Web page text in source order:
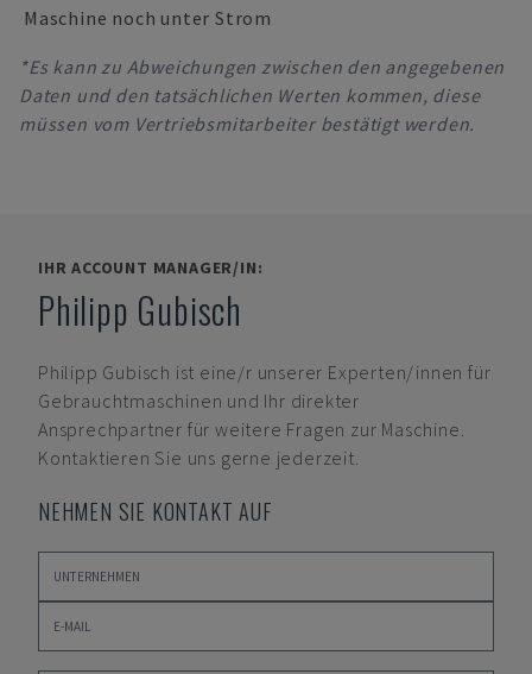
Maschine noch unter Strom
*Es kann zu Abweichungen zwischen den angegebenen
Daten und den tatsächlichen Werten kommen, diese
müssen vom Vertriebsmitarbeiter bestätigt werden.
IHR ACCOUNT MANAGER/IN:
Philipp Gubisch
Philipp Gubisch ist eine/r unserer Experten/innen für
Gebrauchtmaschinen und Ihr direkter
Ansprechpartner für weitere Fragen zur Maschine.
Kontaktieren Sie uns gerne jederzeit.
NEHMEN SIE KONTAKT AUF